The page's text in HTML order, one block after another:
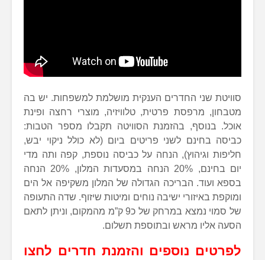
סוויטת שני החדרים הענקית מושלמת למשפחות. יש בה
מטבחון, מרפסת פרטית, טלוויזיה, מוצרי רחצה ופינת
אוכל. בנוסף, בהזמנת הסוויטה תקבלו מספר הטבות:
כביסה בחינם לשני פריטים ביום (לא כולל ניקוי יבש,
חליפות וגיהוץ), הנחה על כביסה נוספת, קפה ותה מדי
יום בחינם, 20% הנחה במסעדות המלון, 20% הנחה
בספא ועוד. הבריכה הגדולה של המלון משקיפה אל הים
ומוקפת באיזורי ישיבה נוחים ומיטות שיזוף. שדה התעופה
של סמוי נמצא במרחק של כ9 ק”מ מהמקום, וניתן לתאם
הסעה אליו מראש ובתוספת תשלום.
לפרטים נוספים והזמנת חדרים לחצו